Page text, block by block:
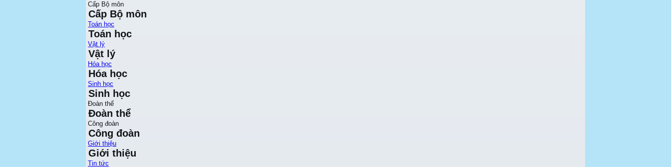
Cấp Bộ môn
Cấp Bộ môn
Toán học
Toán học
Vật lý
Vật lý
Hóa học
Hóa học
Sinh học
Sinh học
Đoàn thể
Đoàn thể
Công đoàn
Công đoàn
Giới thiệu
Giới thiệu
Tin tức